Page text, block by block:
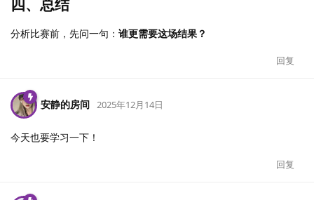
四、总结
分析比赛前，先问一句： 谁更需要这场结果？
回复
安静的房间 2025年12月14日
今天也要学习一下！
回复